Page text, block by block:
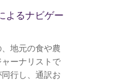
よるナビゲー
地元の食や農
ーナリストで
行し、通訳お